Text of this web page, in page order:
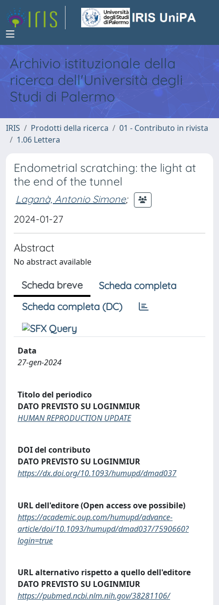
Archivio istituzionale della
ricerca dell'Università degli
Studi di Palermo
IRIS Prodotti della ricerca
01 - Contributo in rivista
1.06 Lettera
Endometrial scratching: the light at
the end of the tunnel
Laganà, Antonio Simone;
2024-01-27
Abstract
No abstract available
Scheda breve
Scheda completa
Scheda completa (DC)
Data
27-gen-2024
Titolo del periodico
DATO PREVISTO SU LOGINMIUR
HUMAN REPRODUCTION UPDATE
DOI del contributo
DATO PREVISTO SU LOGINMIUR
https://dx.doi.org/10.1093/humupd/dmad037
URL dell'editore (Open access ove possibile)
https://academic.oup.com/humupd/advance-
article/doi/10.1093/humupd/dmad037/7590660?
login=true
URL alternativo rispetto a quello dell'editore
DATO PREVISTO SU LOGINMIUR
https://pubmed.ncbi.nlm.nih.gov/38281106/